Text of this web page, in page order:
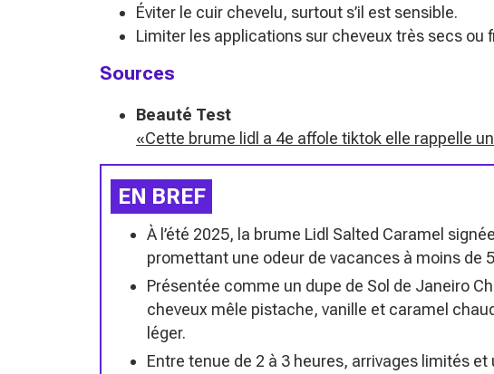
Éviter le cuir chevelu, surtout s’il est sensible.
Limiter les applications sur cheveux très secs ou
Sources
Beauté Test
«Cette brume lidl a 4e affole tiktok elle rappelle
EN BREF
À l’été 2025, la brume Lidl Salted Caramel
promettant une odeur de vacances à moins de
Présentée comme un dupe de Sol de Janeiro
cheveux mêle pistache, vanille et caramel
léger.
Entre tenue de 2 à 3 heures, arrivages limités